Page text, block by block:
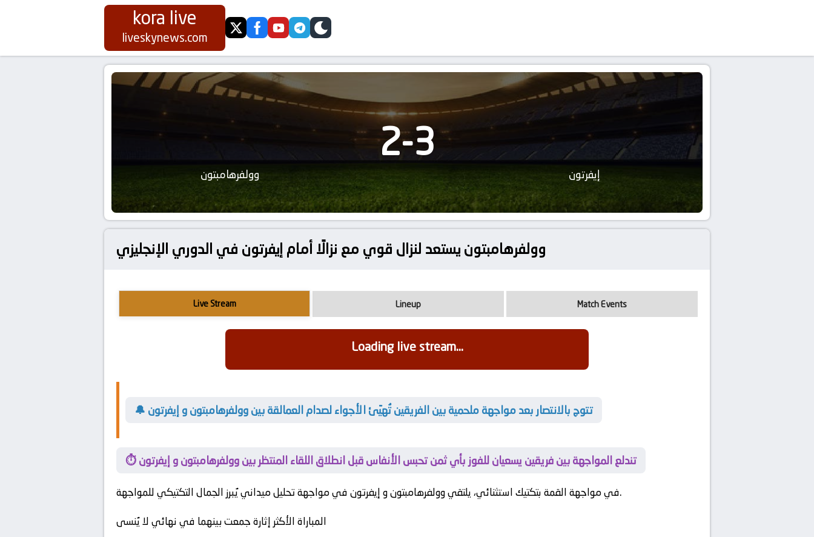
kora live
liveskynews.com twitterfacebookyoutubetelegram
skin
وولفرهامبتون
2-3
إيفرتون
وولفرهامبتون يستعد لنزال قوي مع نزالًا أمام إيفرتون في الدوري الإنجليزي
Live Stream Lineup Match Events
Loading live stream...
🔔 تتوج بالانتصار بعد مواجهة ملحمية بين الفريقين تُهيّئ الأجواء لصدام العمالقة بين وولفرهامبتون و إيفرتون
⏱️ تندلع المواجهة بين فريقين يسعيان للفوز بأي ثمن تحبس الأنفاس قبل انطلاق اللقاء المنتظر بين وولفرهامبتون و إيفرتون
في مواجهة القمة بتكتيك استثنائي، يلتقيوولفرهامبتونوإيفرتون
في مواجهة تحليل ميداني يُبرز الجمال التكتيكي للمواجهة.
المباراة الأكثر إثارة جمعت بينهما في نهائي لا يُنسى